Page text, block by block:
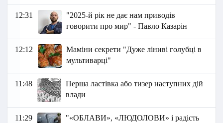
12:31
"2025-й рік не дає нам приводів
говорити про мир" - Павло Казарін
12:12
Маміни секрети "Дуже ліниві голубці в
мультиварці"
11:48
Перша ластівка або тизер наступних дій
влади
11:29
"«ОБЛАВИ», «ЛЮДОЛОВИ» і радість